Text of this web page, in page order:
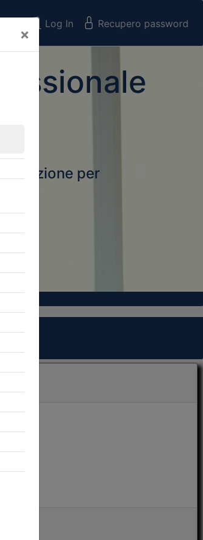
×
Log In Recupero password
per